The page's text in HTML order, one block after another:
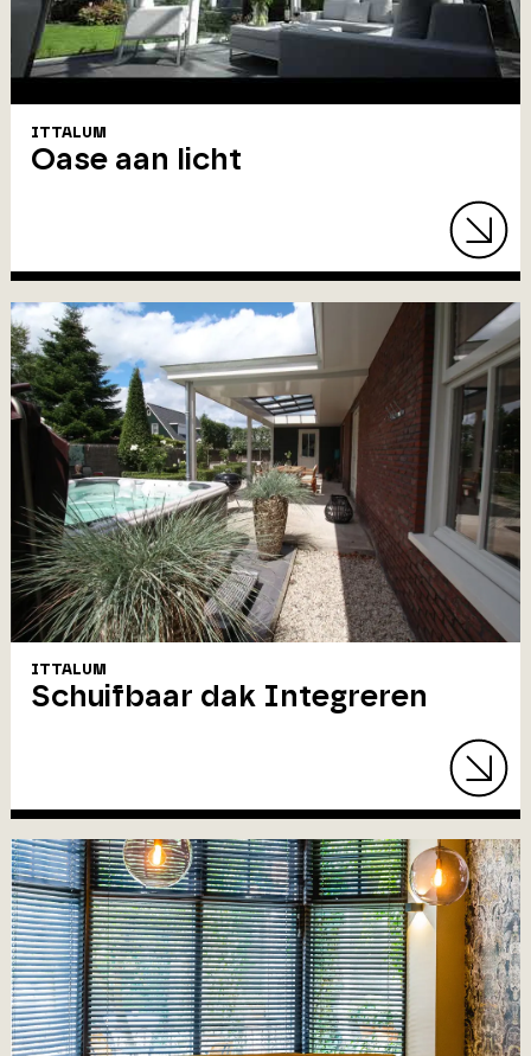
ITTALUM
Oase aan licht
ITTALUM
Schuifbaar dak Integreren